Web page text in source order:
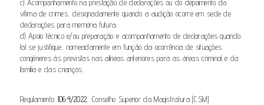
c) Acompanhamento na prestação de declarações ou do depoimento da
vítima de crimes, designadamente quando a audição ocorre em sede de
declarações para memória futura;
d) Apoio técnico e/ou preparação e acompanhamento de declarações quando
tal se justifique, nomeadamente em função da ocorrência de situações
congéneres às previstas nas alíneas anteriores para as áreas criminal e da
família e das crianças.
Regulamento 1064/2022 , Conselho Superior da Magistratura [CSM]